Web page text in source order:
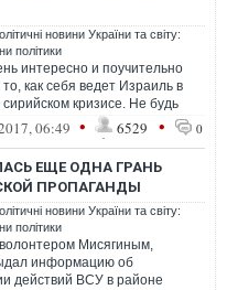
новини України та світу:
політики
интересно и поучительно
как себя ведет Израиль в
кризисе. Не будь
агрессии, нам было бы трудн...
06:49 • 6529 • 0
ЕЩЕ ОДНА ГРАНЬ
ПРОПАГАНДЫ
новини України та світу:
політики
Мисягиным,
информацию об
действий ВСУ в районе